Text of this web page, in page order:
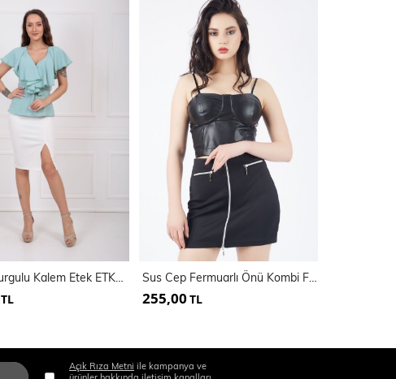
Scuba Burgulu Kalem Etek ETK32701
TL
Sus Cep Fermuarlı Önü Kombi Fermuarlı Scuba Etek
255,00 TL
Açık Rıza Metni ile kampanya ve